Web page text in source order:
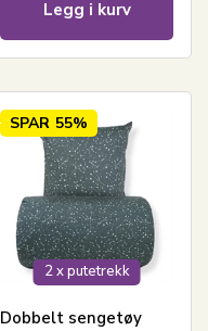
Legg i kurv
2 x putetrekk
SPAR 55%
Dobbelt sengetøy